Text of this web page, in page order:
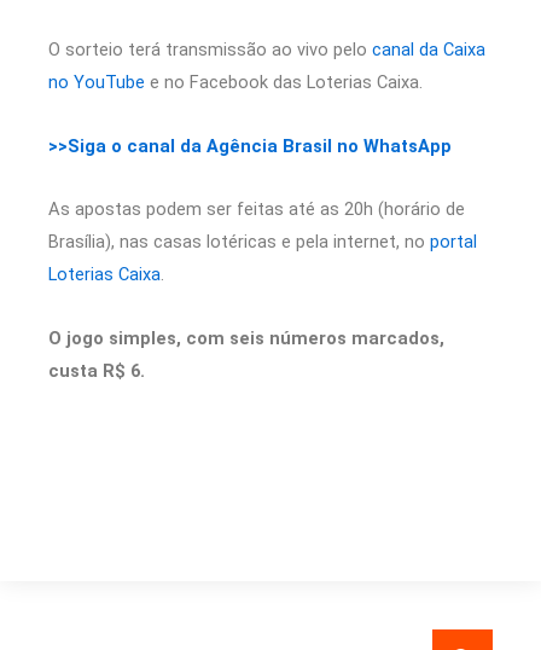
O sorteio terá transmissão ao vivo pelo canal da Caixa
no YouTube e no Facebook das Loterias Caixa.
>>Siga o canal da Agência Brasil no WhatsApp
As apostas podem ser feitas até as 20h (horário de
Brasília), nas casas lotéricas e pela internet, no portal
Loterias Caixa.
O jogo simples, com seis números marcados,
custa R$ 6.